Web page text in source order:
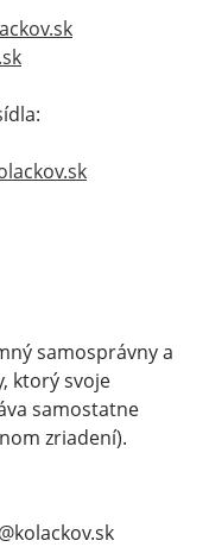
samosprávny a
ktorý svoje
samostatne
zriadení).